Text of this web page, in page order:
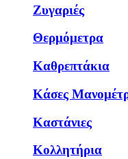
Ζυγαριές
Θερμόμετρα
Καθρεπτάκια
Κάσες
Καστάνιες
Κολλητήρια